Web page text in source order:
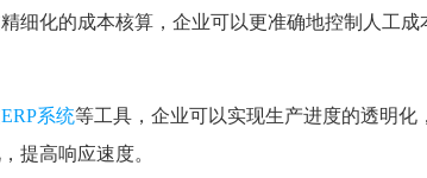
细化的成本核算，企业可以更准确地控制人工
ERP系统等工具，企业可以实现生产进度的透明化
提高响应速度。